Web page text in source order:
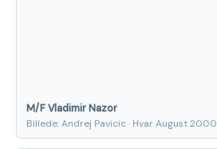
M/F Vladimir Nazor
Billede: Andrej Pavicic · Hvar August 2000